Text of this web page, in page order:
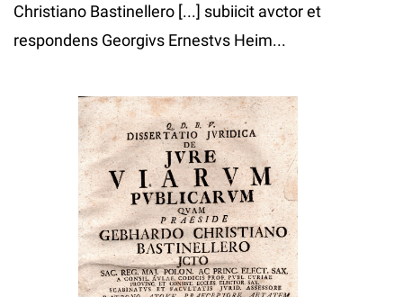
Christiano Bastinellero [...] subiicit avctor et
respondens Georgivs Ernestvs Heim...